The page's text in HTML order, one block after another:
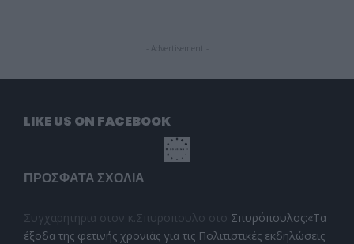
- Advertisement -
LIKE US ON FACEBOOK
ΠΡΌΣΦΑΤΑ ΣΧΌΛΙΑ
Συγχαρητηρια στον κ.Σπυροπουλο στο Σπυρόπουλος:«Τα
έξοδα της φετινής χρονιάς για τις Πολιτιστικές εκδηλώσεις